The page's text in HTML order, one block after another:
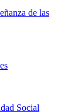
de las
Social